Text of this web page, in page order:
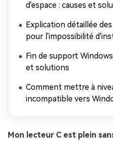
d'espace : causes et
Explication détaillée
pour l'impossibilité
Fin de support
et solutions
Comment mettre à
incompatible vers
Mon lecteur C est plein